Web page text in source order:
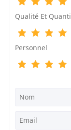
Qualité Et
Personnel